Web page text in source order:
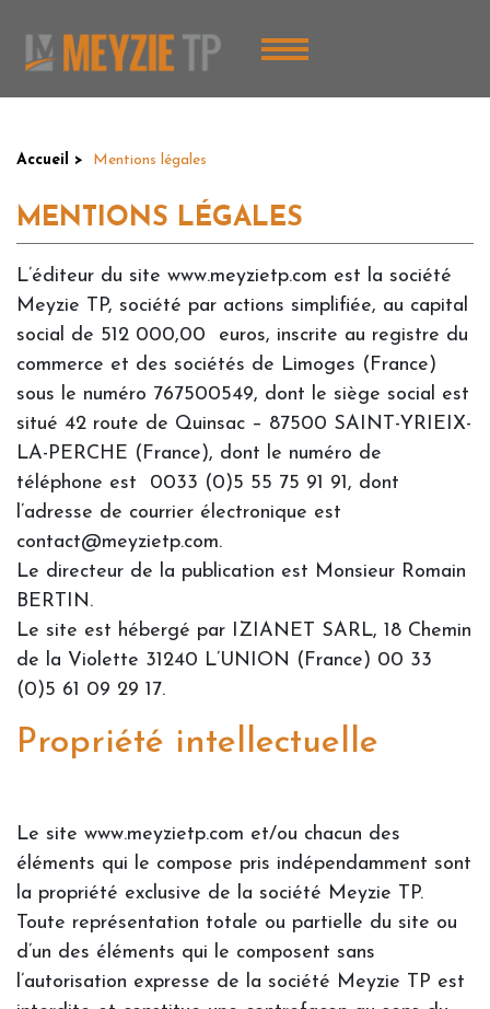
contenu
You
are
here
Accueil Mentions légales
MENTIONS LÉGALES
L’éditeur du site www.meyzietp.com est la société
Meyzie TP, société par actions simplifiée, au capital
social de 512 000,00 euros, inscrite au registre du
commerce et des sociétés de Limoges (France)
sous le numéro 767500549, dont le siège social est
situé 42 route de Quinsac – 87500 SAINT-YRIEIX-
LA-PERCHE (France), dont le numéro de
téléphone est 0033 (0)5 55 75 91 91, dont
l’adresse de courrier électronique est
contact@meyzietp.com.
Le directeur de la publication est Monsieur Romain
BERTIN.
Le site est hébergé par IZIANET SARL, 18 Chemin
de la Violette 31240 L’UNION (France) 00 33
(0)5 61 09 29 17.
Propriété intellectuelle
Le site www.meyzietp.com et/ou chacun des
éléments qui le compose pris indépendamment sont
la propriété exclusive de la société Meyzie TP.
Toute représentation totale ou partielle du site ou
d’un des éléments qui le composent sans
l’autorisation expresse de la société Meyzie TP est